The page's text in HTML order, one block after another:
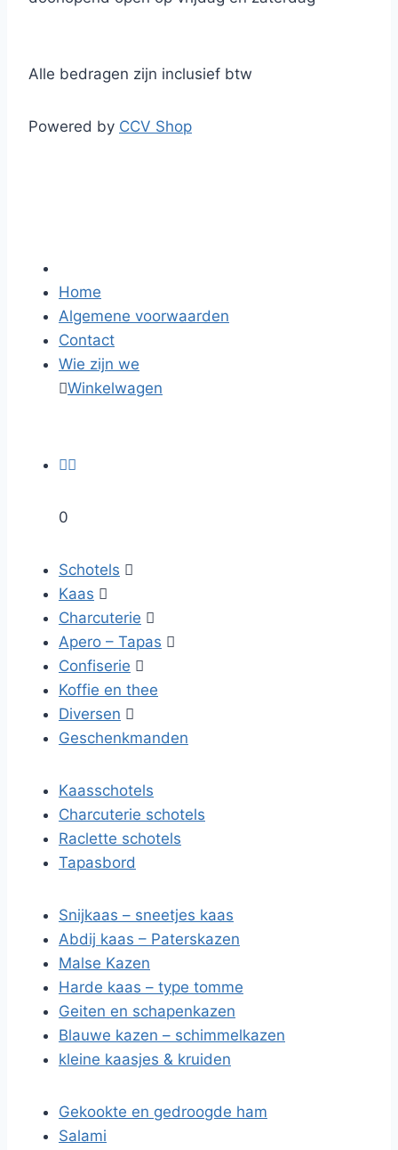
Alle bedragen zijn inclusief btw
Powered by CCV Shop
Home
Algemene voorwaarden
Contact
Wie zijn we
Winkelwagen

0
Schotels 
Kaas 
Charcuterie 
Apero – Tapas 
Confiserie 
Koffie en thee
Diversen 
Geschenkmanden
Kaasschotels
Charcuterie schotels
Raclette schotels
Tapasbord
Snijkaas – sneetjes kaas
Abdij kaas – Paterskazen
Malse Kazen
Harde kaas – type tomme
Geiten en schapenkazen
Blauwe kazen – schimmelkazen
kleine kaasjes & kruiden
Gekookte en gedroogde ham
Salami